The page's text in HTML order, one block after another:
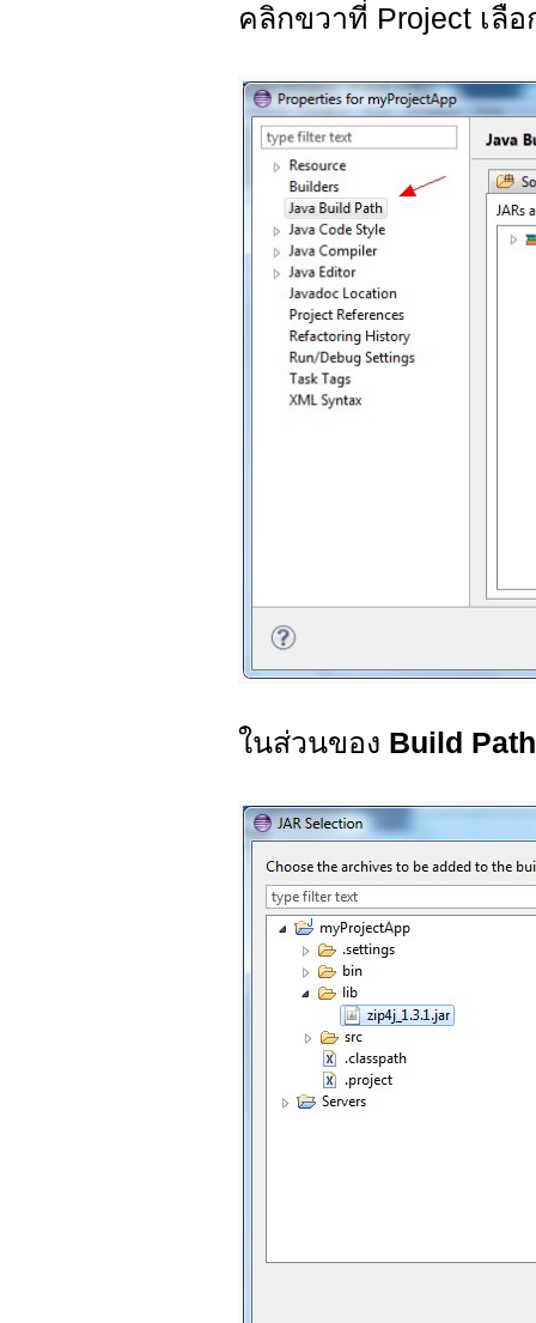
คลิกขวาที่ Project เลื
ในส่วนของ Build Path